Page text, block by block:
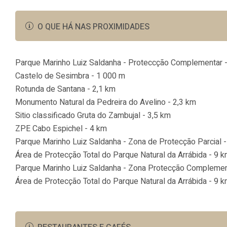
O QUE HÁ NAS PROXIMIDADES
Parque Marinho Luiz Saldanha - Proteccção Complementar
Castelo de Sesimbra - 1 000 m
Rotunda de Santana - 2,1 km
Monumento Natural da Pedreira do Avelino - 2,3 km
Sitio classificado Gruta do Zambujal - 3,5 km
ZPE Cabo Espichel - 4 km
Parque Marinho Luiz Saldanha - Zona de Protecção Parcial
Área de Protecção Total do Parque Natural da Arrábida - 9
Parque Marinho Luiz Saldanha - Zona Protecção
Área de Protecção Total do Parque Natural da Arrábida - 9